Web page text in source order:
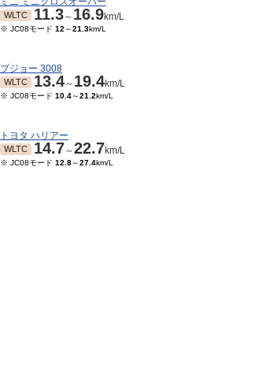
WLTC 11.3～ 16.9km/L
※ JC08モード 12 ～21.3km/L
プジョー 3008
WLTC 13.4～ 19.4km/L
※ JC08モード 10.4～21.2km/L
トヨタ ハリアー
WLTC 14.7～22.7km/L
※ JC08モード 12.8～27.4km/L